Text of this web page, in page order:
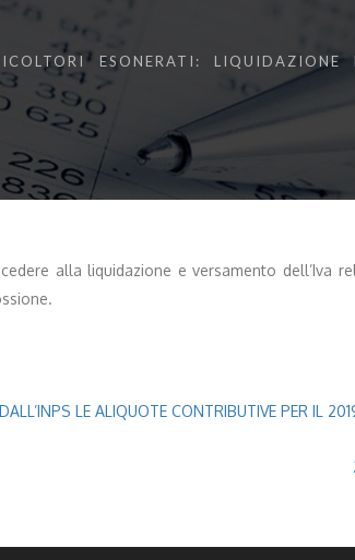
ESONERATI: LIQUIDAZIONE
alla liquidazione e versamento dell’Iva
LE ALIQUOTE CONTRIBUTIVE PER IL